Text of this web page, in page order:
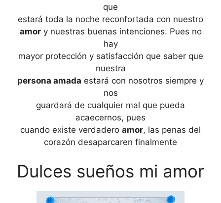
que
estará toda la noche reconfortada con nuestro
amory nuestras buenas intenciones. Pues no
hay
mayor protección y satisfacción que saber que
nuestra
persona amada estará con nosotros siempre y
nos
guardará de cualquier mal que pueda
acaecernos, pues
cuando existe verdadero amor, las penas del
corazón desaparcaren finalmente
Dulces sueños mi amor